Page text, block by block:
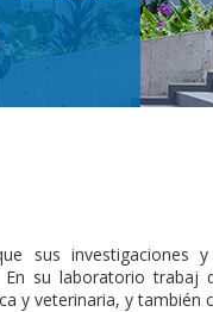
sus investigaciones
su laboratorio trabaj
y veterinaria, y también